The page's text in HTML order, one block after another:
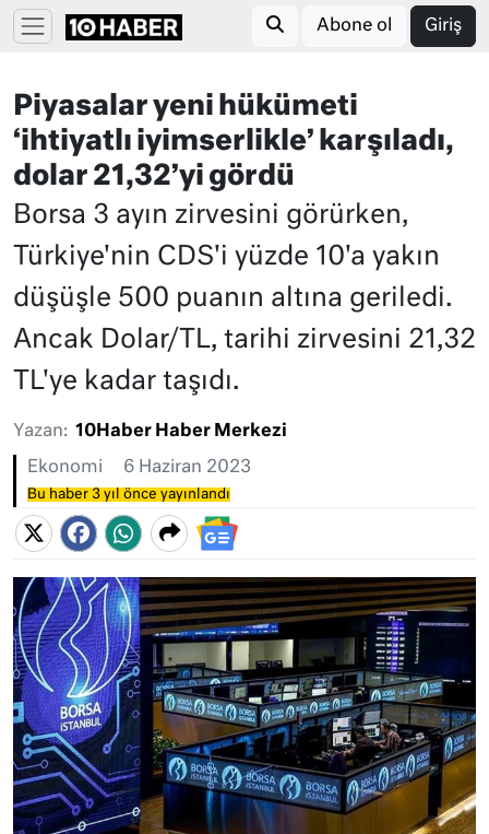
Abone ol Giriş
Piyasalar yeni hükümeti
‘ihtiyatlı iyimserlikle’ karşıladı,
dolar 21,32’yi gördü
Borsa 3 ayın zirvesini görürken,
Türkiye'nin CDS'i yüzde 10'a yakın
düşüşle 500 puanın altına geriledi.
Ancak Dolar/TL, tarihi zirvesini 21,32
TL'ye kadar taşıdı.
Yazan: 10Haber Haber Merkezi
Ekonomi 6 Haziran 2023
Bu haber 3 yıl önce yayınlandı